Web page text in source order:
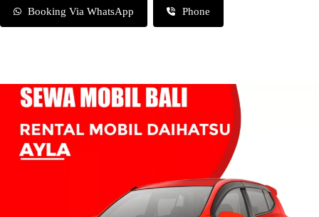
Booking Via WhatsApp Phone